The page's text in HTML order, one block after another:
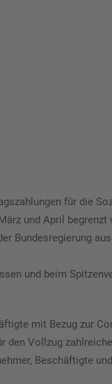
für die
und April
Bundesregierung
und beim
mit Bezug zur
den Vollzug
Beschäftigte